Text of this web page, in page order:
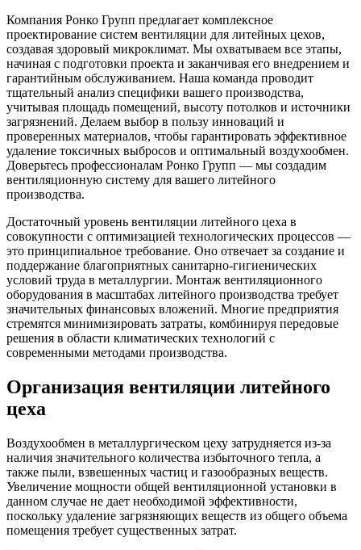
Компания Ронко Групп предлагает комплексное
проектирование систем вентиляции для литейных цехов,
создавая здоровый микроклимат. Мы охватываем все этапы,
начиная с подготовки проекта и заканчивая его внедрением и
гарантийным обслуживанием. Наша команда проводит
тщательный анализ специфики вашего производства,
учитывая площадь помещений, высоту потолков и источники
загрязнений. Делаем выбор в пользу инноваций и
проверенных материалов, чтобы гарантировать эффективное
удаление токсичных выбросов и оптимальный воздухообмен.
Доверьтесь профессионалам Ронко Групп — мы создадим
вентиляционную систему для вашего литейного
производства.
Достаточный уровень вентиляции литейного цеха в
совокупности с оптимизацией технологических процессов —
это принципиальное требование. Оно отвечает за создание и
поддержание благоприятных санитарно-гигиенических
условий труда в металлургии. Монтаж вентиляционного
оборудования в масштабах литейного производства требует
значительных финансовых вложений. Многие предприятия
стремятся минимизировать затраты, комбинируя передовые
решения в области климатических технологий с
современными методами производства.
Организация вентиляции литейного
цеха
Воздухообмен в металлургическом цеху затрудняется из-за
наличия значительного количества избыточного тепла, а
также пыли, взвешенных частиц и газообразных веществ.
Увеличение мощности общей вентиляционной установки в
данном случае не дает необходимой эффективности,
поскольку удаление загрязняющих веществ из общего объема
помещения требует существенных затрат.